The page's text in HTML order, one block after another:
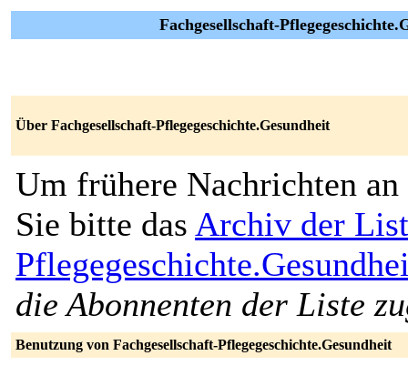
Fachgesellschaft-
Über Fachgesellschaft-Pflegegeschichte.Gesundheit
Um frühere Nachrichten an
Sie bitte das Archiv der
die Abonnenten der Liste
Benutzung von Fachgesellschaft-Pflegegeschichte.Gesundheit